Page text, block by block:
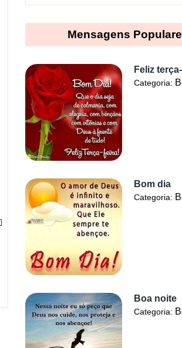
Mensagens
Feliz
Categoria:
Bom dia
Categoria:
Boa noite
Categoria: